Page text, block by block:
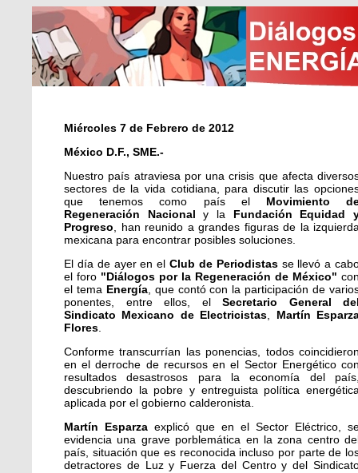
Miércoles 7 de Febrero de 2012
México D.F., SME.-
Nuestro país atraviesa por una crisis que afecta
sectores de la vida cotidiana, para discutir las
que tenemos como país el Movimiento
Regeneración Nacional y la Fundación Equidad
Progreso , han reunido a grandes figuras de la
mexicana para encontrar posibles soluciones.
El día de ayer en el Club de Periodistasse llevó a
el foro "Diálogos por la Regeneración de México"
el tema Energía, que contó con la participación de
ponentes, entre ellos, el Secretario General
Sindicato Mexicano de Electricistas
Martín
Flores
Conforme transcurrían las ponencias, todos
en el derroche de recursos en el Sector Energético
resultados desastrosos para la economía del
descubriendo la pobre y entreguista política
aplicada por el gobierno calderonista.
Martín Esparza explicó que en el Sector Eléctrico,
evidencia una grave porblemática en la zona centro
país, situación que es reconocida incluso por parte de
detractores de Luz y Fuerza del Centro y del